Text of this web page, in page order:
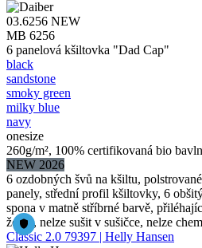
03.6256 NEW
MB 6256
6 panelová kšiltovka "Dad Cap"
black
sandstone
smoky green
milky blue
navy
onesize
260g/m², 100% certifikovaná bio
NEW 2026
6 ozdobných švů na kšiltu,
panely, střední profil kšiltovky, 6
spona v matně stříbrné barvě,
žehlit, nelze sušit v sušičce, nelze
Classic 2.0 79397 | Helly Hansen